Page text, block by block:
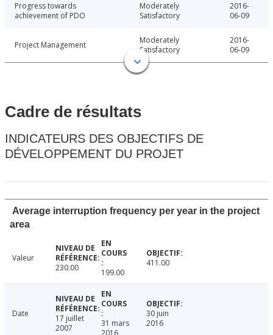
Progress towards
achievement of PDO
Moderately
Satisfactory
2016-
06-09
Project Management
Moderately
Satisfactory
2016-
06-09
Cadre de résultats
INDICATEURS DES OBJECTIFS DE
DÉVELOPPEMENT DU PROJET
Average interruption frequency per year in the project
area
Valeur
230.00
199.00
411.00
Date
17 juillet
2007
31 mars
30 juin
2016